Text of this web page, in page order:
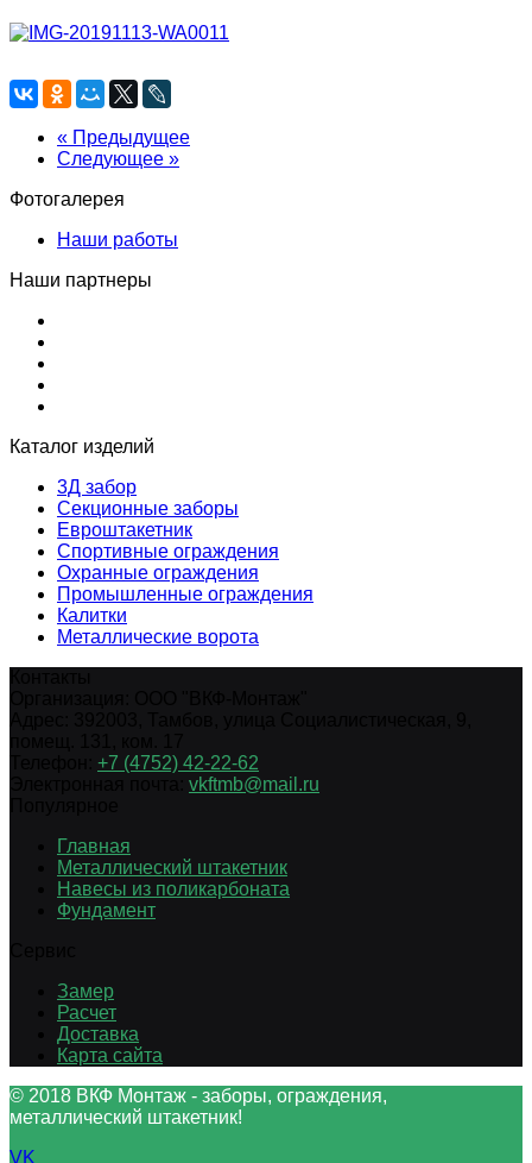
« Предыдущее
Следующее »
Фотогалерея
Наши работы
Наши партнеры
Каталог изделий
3Д забор
Секционные заборы
Евроштакетник
Спортивные ограждения
Охранные ограждения
Промышленные ограждения
Калитки
Металлические ворота
+7 (4752) 42-22-62
vkftmb@mail.ru
Главная
Металлический штакетник
Навесы из поликарбоната
Фундамент
Замер
Расчет
Доставка
Карта сайта
© 2018 ВКФ Монтаж - заборы, ограждения,
металлический штакетник!
VK